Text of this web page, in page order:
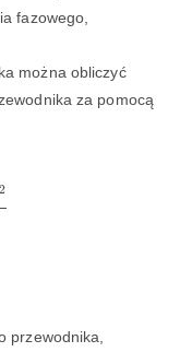
fazowego,
można obliczyć
za pomocą
2
przewodnika,